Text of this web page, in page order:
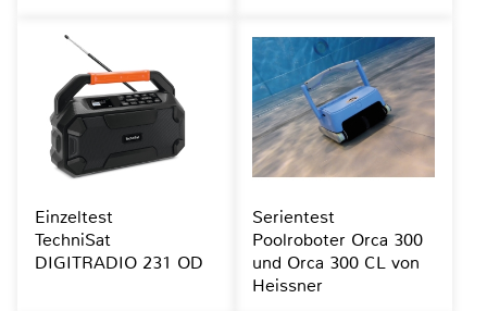
Einzeltest
TechniSat
DIGITRADIO 231 OD
Serientest
Poolroboter Orca 300
und Orca 300 CL von
Heissner